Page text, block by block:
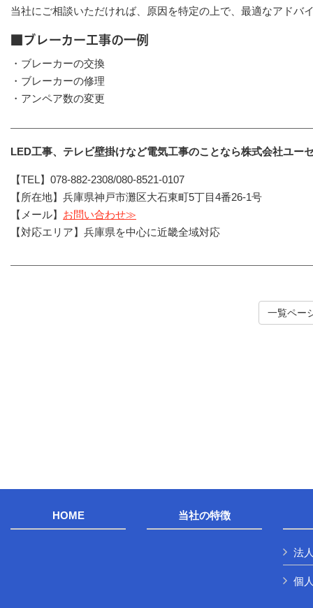
当社にご相談いただければ、原因を特定の上で、最適なアドバ
■ブレーカー工事の一例
・ブレーカーの交換
・ブレーカーの修理
・アンペア数の変更
LED工事、テレビ壁掛けなど電気工事のことなら株式会社ユー
【TEL】078-882-2308/080-8521-0107
【所在地】兵庫県神戸市灘区大石東町5丁目4番26-1号
【メール】 お問い合わせ≫
【対応エリア】兵庫県を中心に近畿全域対応
一覧ペー
HOME 当社の特徴
法
個